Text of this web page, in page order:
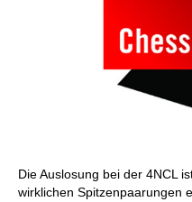
Die Auslosung bei der 4NCL
wirklichen Spitzenpaarungen